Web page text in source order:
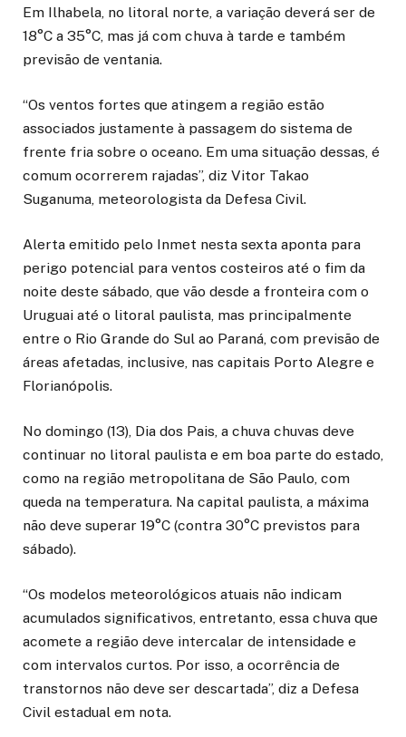
Em Ilhabela, no litoral norte, a variação deverá ser de
18°C a 35°C, mas já com chuva à tarde e também
previsão de ventania.
“Os ventos fortes que atingem a região estão
associados justamente à passagem do sistema de
frente fria sobre o oceano. Em uma situação dessas, é
comum ocorrerem rajadas”, diz Vitor Takao
Suganuma, meteorologista da Defesa Civil.
Alerta emitido pelo Inmet nesta sexta aponta para
perigo potencial para ventos costeiros até o fim da
noite deste sábado, que vão desde a fronteira com o
Uruguai até o litoral paulista, mas principalmente
entre o Rio Grande do Sul ao Paraná, com previsão de
áreas afetadas, inclusive, nas capitais Porto Alegre e
Florianópolis.
No domingo (13), Dia dos Pais, a chuva chuvas deve
continuar no litoral paulista e em boa parte do estado,
como na região metropolitana de São Paulo, com
queda na temperatura. Na capital paulista, a máxima
não deve superar 19°C (contra 30°C previstos para
sábado).
“Os modelos meteorológicos atuais não indicam
acumulados significativos, entretanto, essa chuva que
acomete a região deve intercalar de intensidade e
com intervalos curtos. Por isso, a ocorrência de
transtornos não deve ser descartada”, diz a Defesa
Civil estadual em nota.